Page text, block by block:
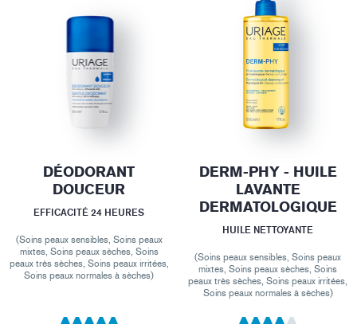
DÉODORANT
DOUCEUR
EFFICACITÉ 24 HEURES
(Soins peaux sensibles, Soins peaux
mixtes, Soins peaux sèches, Soins
peaux très sèches, Soins peaux irritées,
Soins peaux normales à sèches)
DERM-PHY - HUILE
LAVANTE
DERMATOLOGIQUE
HUILE NETTOYANTE
(Soins peaux sensibles, Soins peaux
mixtes, Soins peaux sèches, Soins
peaux très sèches, Soins peaux irritées,
Soins peaux normales à sèches)